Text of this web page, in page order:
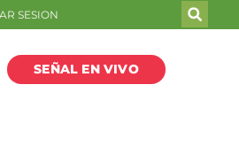
SESION
SEÑAL EN VIVO